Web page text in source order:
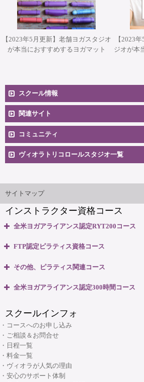
【2023年5月更新】老舗ヨガスタジオ
が本当におすすめするヨガマット
【2023
ジオが本
スクール情報
安心のサポート体制
無料体験説明会
マップ＆交通のご案内
関連サイト
コミュニティ
卒業生向け掲示板
インストラクター'sマップ
ヴィオラトリコロールスタジオ一覧
大阪府大阪市中央区本町3丁目4番10号 本町野村ビル
(大阪市・本町)
サイトマップ
インストラクター資格コース
全米ヨガアライアンス認定RYT200コース
・全米ヨガアライアンス認定 RYT200資格取得
FTP認定ピラティス資格コース
・ピラティスベーシック インストラクター資
・リフォーマーLevel2 インストラクター資格
・Tower インストラクター資格コース
・Basic Chair インストラクター資格コース
・ブラッシュアップセミナー
・リフォーマーブラッシュアップセミナー
その他、ピラティス関連コース
・ピラティスパーソナル指導者資格コース
・産後ピラティス インストラクターコース
・シニアピラティス インストラクターコース
・ピラティス解剖学インストラクター資格コー
・ピラティス解剖学【足部編】インストラク
・骨盤底筋群機能改善インストラクター資格コ
全米ヨガアライアンス認定300時間コース
・キッズヨガ インストラクターコース
・産後ヨガ インストラクターコース
・シニアヨガ インストラクターコース
・アシュタンガヨガ イマージョンコース
・呼吸と瞑想コース
スクールインフォ
・コースへのお申し込み
・ご相談＆お問合せ
・日程一覧
・料金一覧
・ヴィオラが人気の理由
・安心のサポート体制